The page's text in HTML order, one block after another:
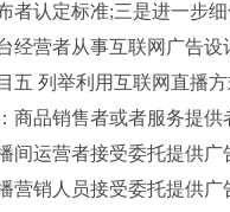
者认定标准;三是进一步
经营者从事互联网广告设
列举利用互联网直播方
品销售者或者服务提供者
运营者接受委托提供广告
销人员接受委托提供广告